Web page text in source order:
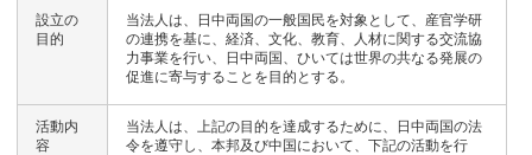
設立の
目的
当法人は、日中両国の一般国民を対象として、産官学研
の連携を基に、経済、文化、教育、人材に関する交流協
力事業を行い、日中両国、ひいては世界の共なる発展の
促進に寄与することを目的とする。
活動内
容
当法人は、上記の目的を達成するために、日中両国の法
令を遵守し、本邦及び中国において、下記の活動を行